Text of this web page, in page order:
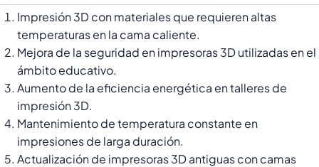
Impresión 3D con materiales que requieren altas
temperaturas en la cama caliente.
Mejora de la seguridad en impresoras 3D utilizadas en el
ámbito educativo.
Aumento de la eficiencia energética en talleres de
impresión 3D.
Mantenimiento de temperatura constante en
impresiones de larga duración.
Actualización de impresoras 3D antiguas con camas